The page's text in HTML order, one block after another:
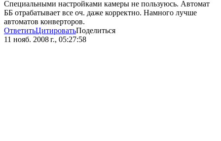
Специальными настройками камеры не пользуюсь. Автомат
ББ отрабатывает все оч. даже корректно. Намного лучше
автоматов конверторов.
ОтветитьЦитироватьПоделиться
11 нояб. 2008 г., 05:27:58